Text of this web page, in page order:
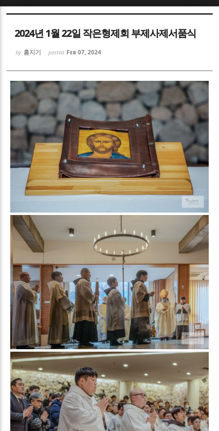
2024년 1월 22일 작은형제회 부제사제서품식
by 홈지기 posted Feb 07, 2024
Sketchbook5, 스케치북5
Sketchbook5, 스케치북5
Sketchbook5, 스케치북5
Sketchbook5, 스케치북5